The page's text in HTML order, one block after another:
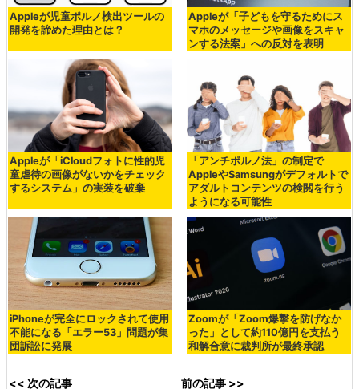
Appleが児童ポルノ検出ツールの
開発を諦めた理由とは？
Appleが「子どもを守るためにス
マホのメッセージや画像をスキャ
ンする法案」への反対を表明
Appleが「iCloudフォトに性的児
童虐待の画像がないかをチェック
するシステム」の実装を破棄
「アンチポルノ法」の制定で
AppleやSamsungがデフォルトで
アダルトコンテンツの検閲を行う
ようになる可能性
iPhoneが完全にロックされて使用
不能になる「エラー53」問題が集
団訴訟に発展
Zoomが「Zoom爆撃を防げなか
った」として約110億円を支払う
和解合意に裁判所が最終承認
<< 次の記事 前の記事 >>